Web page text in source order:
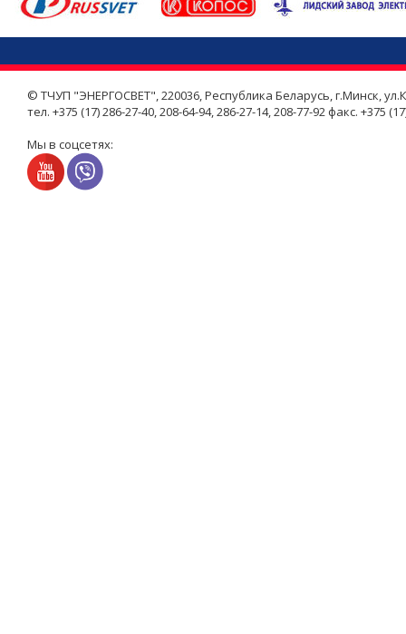
© ТЧУП "ЭНЕРГОСВЕТ", 220036, Республика Беларусь, г.Минск,
тел. +375 (17) 286-27-40, 208-64-94, 286-27-14, 208-77-92 факс. +375
Мы в соцсетях: